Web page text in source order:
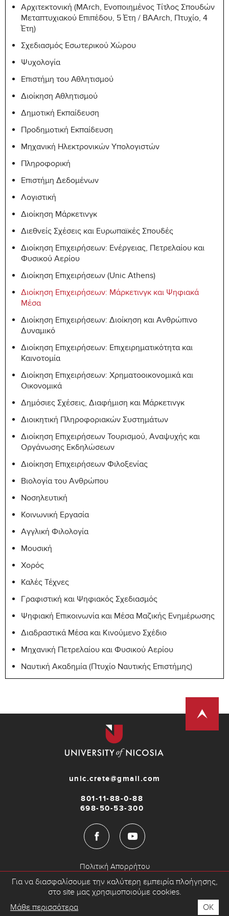
Για να διασφαλίσουμε την καλύτερη εμπειρία πλοήγησης,
στο site μας χρησιμοποιούμε cookies.
Μάθε περισσότερα
ΟΚ
ANTH-
105
Cultural Anthropology 6
110
Introduction to Visual Arts
ENGL-
Western World Literature and
Composition
200
Society and Environment
103
Modern European History and
Politics
201
World History to 1500
257
Modern Cypriot History and
Politics
HIST-
265
The US and World History Since
1945
107
Music Appreciation 6
MUCT-
110
Fundamentals of Music 6
PHIL-
101
Introduction to Philosophy
PSCI-
American National Government
110
General Psychology I
PSY-111 General Psychology II
PSY-
210
SOC-
101
Principles of Sociology
UNIC-
University Experience
Αρχιτεκτονική (MArch, Ενοποιημένος Τίτλος Σπουδών
Μεταπτυχιακού Επιπέδου, 5 Έτη / BAArch, Πτυχίο, 4
Έτη)
Σχεδιασμός Εσωτερικού Χώρου
Ψυχολογία
Επιστήμη του Αθλητισμού
Διοίκηση Αθλητισμού
Δημοτική Εκπαίδευση
Προδημοτική Εκπαίδευση
Μηχανική Ηλεκτρονικών Υπολογιστών
Πληροφορική
Επιστήμη Δεδομένων
Λογιστική
Διοίκηση Μάρκετινγκ
Διεθνείς Σχέσεις και Ευρωπαϊκές Σπουδές
Διοίκηση Επιχειρήσεων: Ενέργειας, Πετρελαίου και
Φυσικού Aερίου
Διοίκηση Επιχειρήσεων (Unic Athens)
Διοίκηση Επιχειρήσεων: Μάρκετινγκ και Ψηφιακά
Μέσα
Διοίκηση Επιχειρήσεων: Διοίκηση και Ανθρώπινο
Δυναμικό
Διοίκηση Επιχειρήσεων: Επιχειρηματικότητα και
Καινοτομία
Διοίκηση Επιχειρήσεων: Χρηματοοικονομικά και
Οικονομικά
Δημόσιες Σχέσεις, Διαφήμιση και Μάρκετινγκ
Διοικητική Πληροφοριακών Συστημάτων
Διοίκηση Επιχειρήσεων Τουρισμού, Αναψυχής και
Οργάνωσης Εκδηλώσεων
Διοίκηση Επιχειρήσεων Φιλοξενίας
Βιολογία του Ανθρώπου
Νοσηλευτική
Κοινωνική Εργασία
Αγγλική Φιλολογία
Μουσική
Χορός
Καλές Τέχνες
Γραφιστική και Ψηφιακός Σχεδιασμός
Ψηφιακή Επικοινωνία και Μέσα Μαζικής Ενημέρωσης
Διαδραστικά Μέσα και Κινούμενο Σχέδιο
Μηχανική Πετρελαίου και Φυσικού Αερίου
Ναυτική Ακαδημία (Πτυχίο Ναυτικής Επιστήμης)
unic.crete@gmail.com
801-11-88-0-88
698-50-53-300
Πολιτική Απορρήτου
Πολιτική Cookies